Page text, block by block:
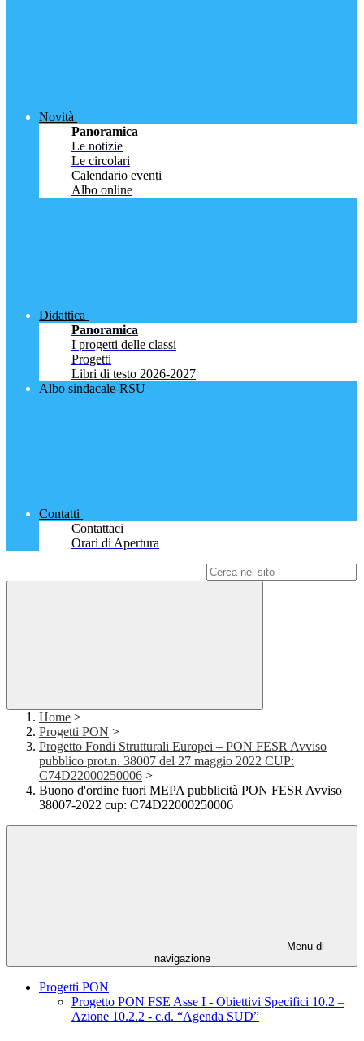
Novità
Panoramica
Le notizie
Le circolari
Calendario eventi
Albo online
Didattica
Panoramica
I progetti delle classi
Progetti
Libri di testo 2026-2027
Albo sindacale-RSU
Contatti
Contattaci
Orari di Apertura
Home >
Progetti PON >
Progetto Fondi Strutturali Europei – PON FESR Avviso
pubblico prot.n. 38007 del 27 maggio 2022 CUP:
C74D22000250006 >
Buono d'ordine fuori MEPA pubblicità PON FESR Avviso
38007-2022 cup: C74D22000250006
Menu di
navigazione
Progetti PON
Progetto PON FSE Asse I - Obiettivi Specifici 10.2 –
Azione 10.2.2 - c.d. “Agenda SUD”